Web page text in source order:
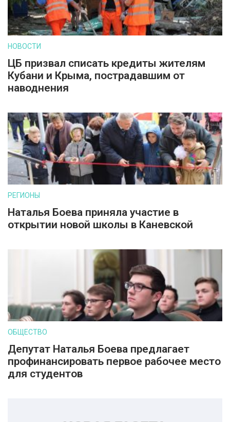
НОВОСТИ
ЦБ призвал списать кредиты жителям
Кубани и Крыма, пострадавшим от
наводнения
РЕГИОНЫ
Наталья Боева приняла участие в
открытии новой школы в Каневской
ОБЩЕСТВО
Депутат Наталья Боева предлагает
профинансировать первое рабочее место
для студентов